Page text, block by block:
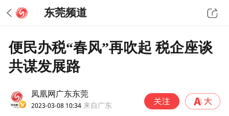
东莞频道
便民办税“春风”再吹起 税企座谈
共谋发展路
凤凰网广东东莞
2023-03-08 10:34 来自广东